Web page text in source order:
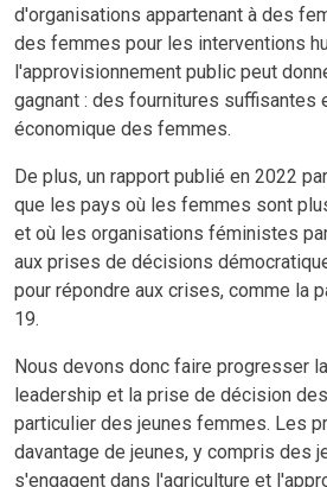
d'organisations appartenant à des
des femmes pour les interventions
l'approvisionnement public peut
gagnant : des fournitures suffisantes
économique des femmes.
De plus, un rapport publié en 2022
que les pays où les femmes sont
et où les organisations féministes
aux prises de décisions
pour répondre aux crises, comme la
19.
Nous devons donc faire progresser
leadership et la prise de décision
particulier des jeunes femmes. Les
davantage de jeunes, y compris des
s'engagent dans l'agriculture et